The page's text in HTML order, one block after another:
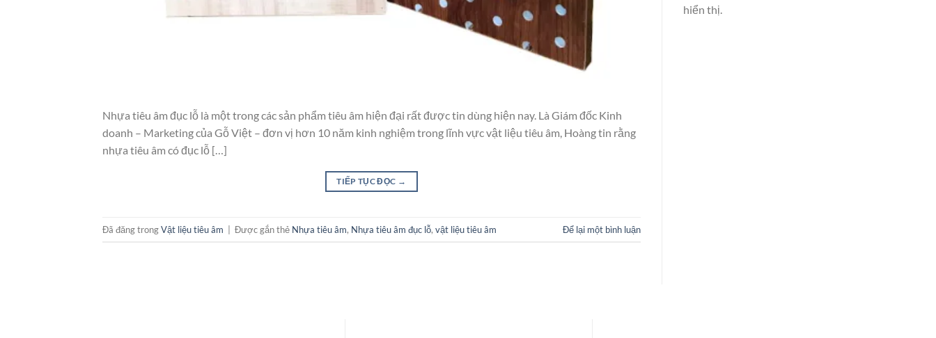
Nhựa tiêu âm đục lỗ là một trong các sản phẩm tiêu âm hiện đại rất được tin dùng hiện nay. Là Giám đốc Kinh
doanh – Marketing của Gỗ Việt – đơn vị hơn 10 năm kinh nghiệm trong lĩnh vực vật liệu tiêu âm, Hoàng tin rằng
nhựa tiêu âm có đục lỗ […]
TIẾP TỤC ĐỌC →
Đã đăng trongVật liệu tiêu âm Được gắn thẻ Nhựa tiêu âm, Nhựa tiêu âm đục lỗ, vật liệu tiêu âm Để lại một bình luận
hiển thị.